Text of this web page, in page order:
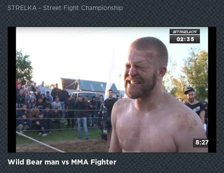
STRELKA - Street Fight Championship
8:27
Wild Bear man vs MMA Fighter